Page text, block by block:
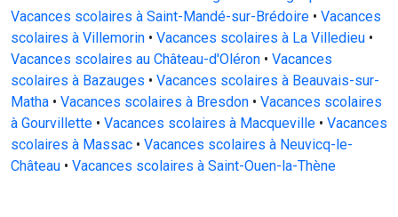
Vacances scolaires à Saint-Mandé-sur-Brédoire • Vacances
scolaires à Villemorin • Vacances scolaires à La Villedieu •
Vacances scolaires au Château-d'Oléron • Vacances
scolaires à Bazauges • Vacances scolaires à Beauvais-sur-
Matha • Vacances scolaires à Bresdon • Vacances scolaires
à Gourvillette • Vacances scolaires à Macqueville • Vacances
scolaires à Massac • Vacances scolaires à Neuvicq-le-
Château • Vacances scolaires à Saint-Ouen-la-Thène